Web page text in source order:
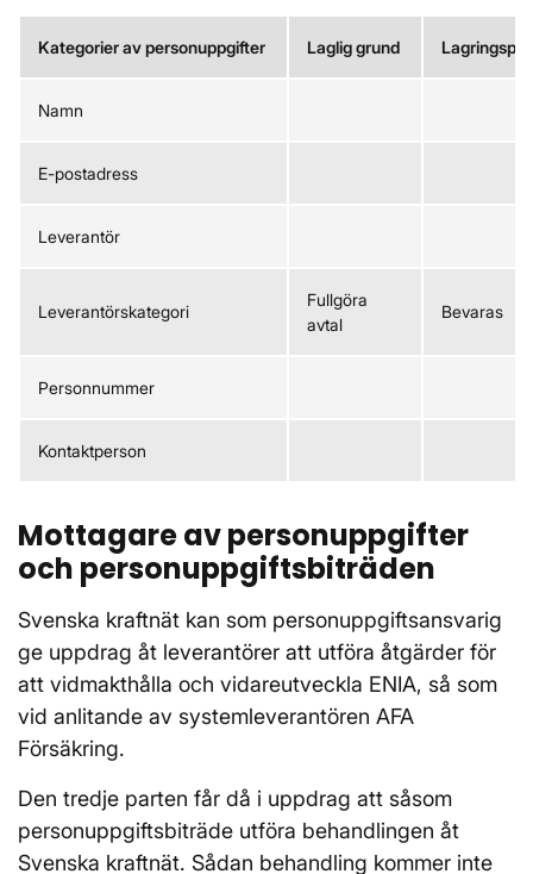
Kategorier av personuppgifter Laglig grund
Namn
E-postadress
Leverantör
Leverantörskategori
Fullgöra
avtal
Bevaras
Personnummer
Kontaktperson
Mottagare av personuppgifter
och personuppgiftsbiträden
Svenska kraftnät kan som personuppgiftsansvarig
ge uppdrag åt leverantörer att utföra åtgärder för
att vidmakthålla och vidareutveckla ENIA, så som
vid anlitande av systemleverantören AFA
Försäkring.
Den tredje parten får då i uppdrag att såsom
personuppgiftsbiträde utföra behandlingen åt
Svenska kraftnät. Sådan behandling kommer inte